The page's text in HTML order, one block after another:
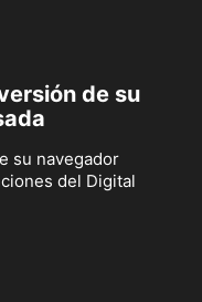
de su
su navegador
del Digital